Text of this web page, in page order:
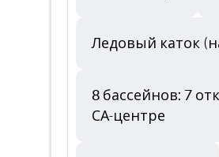
Ледовый каток
8 бассейнов: 7
СА-центре